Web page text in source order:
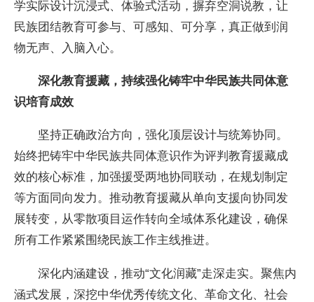
学实际设计沉浸式、体验式活动，摒弃空洞说教，让
民族团结教育可参与、可感知、可分享，真正做到润
物无声、入脑入心。
深化教育援藏，持续强化铸牢中华民族共同体意
识培育成效
坚持正确政治方向，强化顶层设计与统筹协同。
始终把铸牢中华民族共同体意识作为评判教育援藏成
效的核心标准，加强援受两地协同联动，在规划制定
等方面同向发力。推动教育援藏从单向支援向协同发
展转变，从零散项目运作转向全域体系化建设，确保
所有工作紧紧围绕民族工作主线推进。
深化内涵建设，推动“文化润藏”走深走实。聚焦内
涵式发展，深挖中华优秀传统文化、革命文化、社会